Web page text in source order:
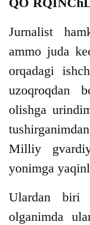
Jurnalist
ammo juda
orqadagi
uzoqroqdan
olishga
Milliy
yonimga
Ulardan biri
olganimda